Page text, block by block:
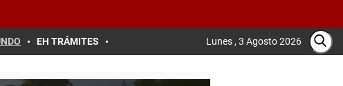
EH TRÁMITES Lunes , 3 Agosto 2026